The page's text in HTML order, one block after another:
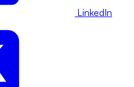
LinkedIn